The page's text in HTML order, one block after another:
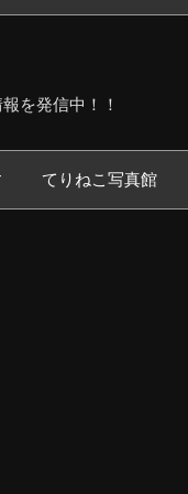
を発信中！！
てりねこ写真館